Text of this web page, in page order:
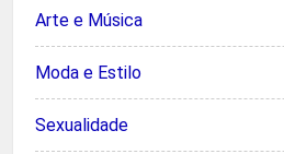
Arte e Música
Moda e Estilo
Sexualidade